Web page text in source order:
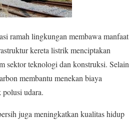
ramah lingkungan membawa manfaat
kereta listrik menciptakan
sektor teknologi dan konstruksi. Selain
membantu menekan biaya
polusi udara.
juga meningkatkan kualitas hidup